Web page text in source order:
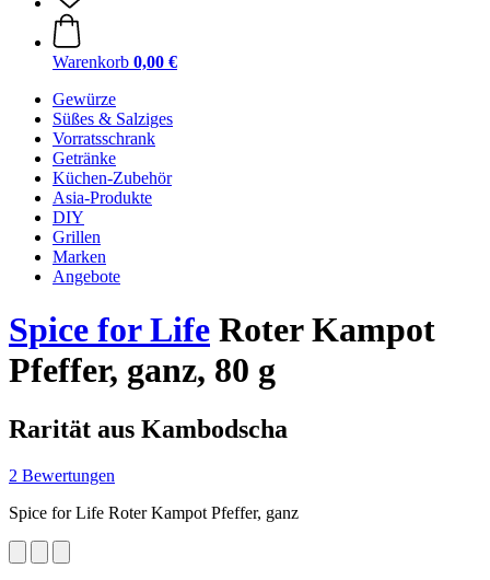
Warenkorb 0,00 €
Gewürze
Süßes & Salziges
Vorratsschrank
Getränke
Küchen-Zubehör
Asia-Produkte
DIY
Grillen
Marken
Angebote
Spice for Life Roter Kampot
Pfeffer, ganz, 80 g
Rarität aus Kambodscha
2 Bewertungen
Spice for Life Roter Kampot Pfeffer, ganz